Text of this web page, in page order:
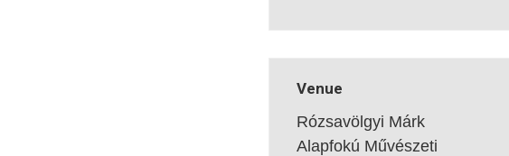
Venue
Rózsavölgyi Márk
Alapfokú Művészeti